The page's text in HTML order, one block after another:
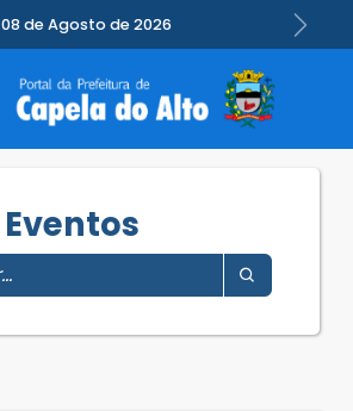
08 de Agosto de 2026 Next
Eventos